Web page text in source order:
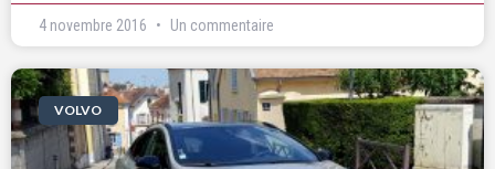
4 novembre 2016 Un commentaire
VOLVO